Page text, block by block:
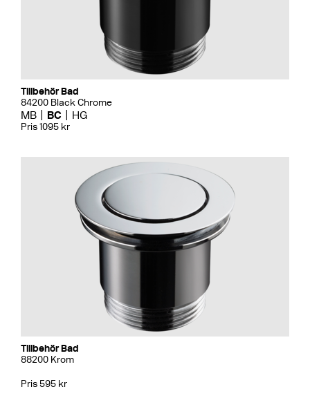
Tillbehör Bad
84200 Black Chrome
MB BC HG
Pris 1095 kr
Tillbehör Bad
88200 Krom
Pris 595 kr